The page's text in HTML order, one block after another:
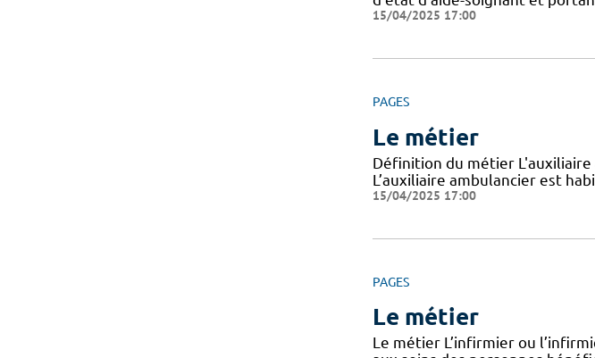
15/04/2025 17:00
PAGES
Le métier
Définition du métier
L’auxiliaire ambulancier est
15/04/2025 17:00
PAGES
Le métier
Le métier L’infirmier ou